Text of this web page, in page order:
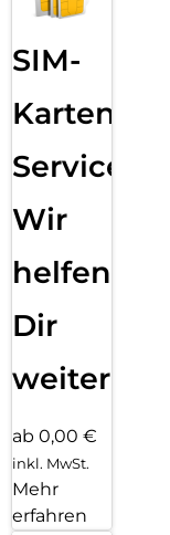
SIM-
Karten
Service:
Wir
helfen
Dir
weiter
ab 0,00 €
inkl. MwSt.
Mehr
erfahren